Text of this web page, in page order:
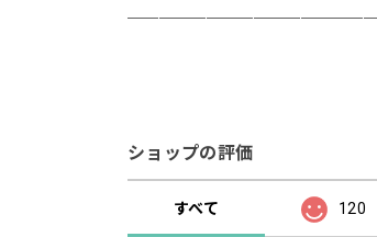
ショップの評価
すべて 120